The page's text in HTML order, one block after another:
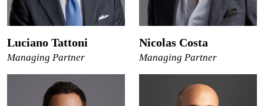
Luciano Tattoni
Managing Partner
Nicolas Costa
Managing Partner